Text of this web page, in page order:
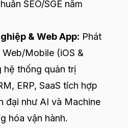
SEO/SGE năm
& Web App: Phát
Mobile (iOS &
hệ thống quản trị
ERP, SaaS tích hợp
đại như AI và Machine
hóa vận hành.